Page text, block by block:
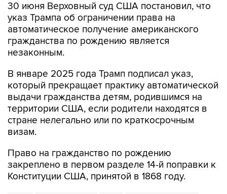
30 июня Верховный суд США постановил, что
указ Трампа об ограничении права на
автоматическое получение американского
гражданства по рождению является
незаконным.
В январе 2025 года Трамп подписал указ,
который прекращает практику автоматической
выдачи гражданства детям, родившимся на
территории США, если родители находятся в
стране нелегально или по краткосрочным
визам.
Право на гражданство по рождению
закреплено в первом разделе 14-й поправки к
Конституции США, принятой в 1868 году.